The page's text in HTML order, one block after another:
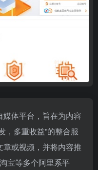
体平台，旨在为内容
，多重收益”的整合服
或视频，并将内容推
宝等多个阿里系平